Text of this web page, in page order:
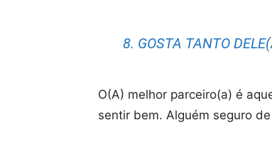
8. GOSTA TANTO
O(A) melhor parceiro(a) é
sentir bem. Alguém seguro